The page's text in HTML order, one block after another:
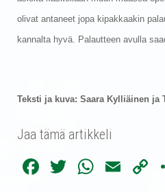
olivat antaneet jopa kipakkaakin
kannalta hyvä. Palautteen avulla
Teksti ja kuva: Saara Kylliäinen ja
Jaa tämä artikkeli
Fa T
W
E
C